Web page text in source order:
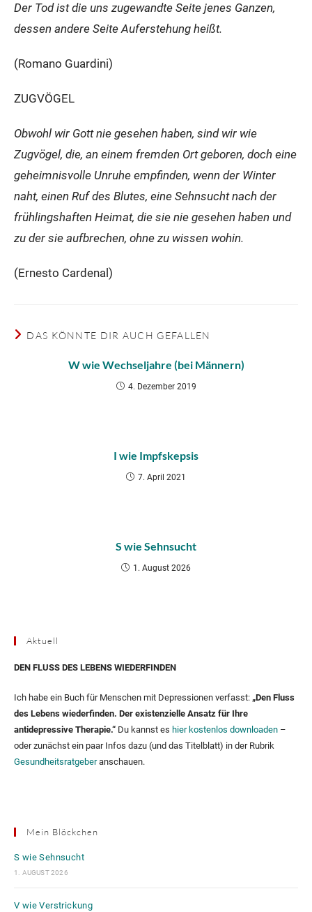
Der Tod ist die uns zugewandte Seite jenes Ganzen,
dessen andere Seite Auferstehung heißt.
(Romano Guardini)
ZUGVÖGEL
Obwohl wir Gott nie gesehen haben, sind wir wie
Zugvögel, die, an einem fremden Ort geboren, doch eine
geheimnisvolle Unruhe empfinden, wenn der Winter
naht, einen Ruf des Blutes, eine Sehnsucht nach der
frühlingshaften Heimat, die sie nie gesehen haben und
zu der sie aufbrechen, ohne zu wissen wohin.
(Ernesto Cardenal)
DAS KÖNNTE DIR AUCH GEFALLEN
W wie Wechseljahre (bei Männern)
4. Dezember 2019
I wie Impfskepsis
7. April 2021
S wie Sehnsucht
1. August 2026
Aktuell
DEN FLUSS DES LEBENS WIEDERFINDEN
Ich habe ein Buch für Menschen mit Depressionen verfasst: „Den Fluss
des Lebens wiederfinden. Der existenzielle Ansatz für Ihre
antidepressive Therapie.“ Du kannst es hier kostenlos downloaden –
oder zunächst ein paar Infos dazu (und das Titelblatt) in der Rubrik
Gesundheitsratgeberanschauen.
Mein Blöckchen
S wie Sehnsucht
1. AUGUST 2026
V wie Verstrickung